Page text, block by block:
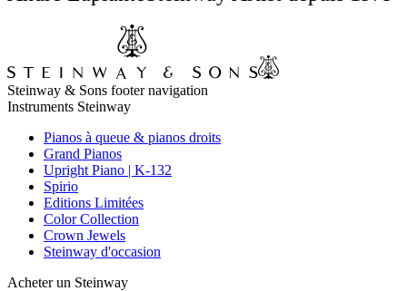
Steinway & Sons footer navigation
Instruments Steinway
Pianos à queue & pianos droits
Grand Pianos
Upright Piano | K-132
Spirio
Editions Limitées
Color Collection
Crown Jewels
Steinway d'occasion
Acheter un Steinway